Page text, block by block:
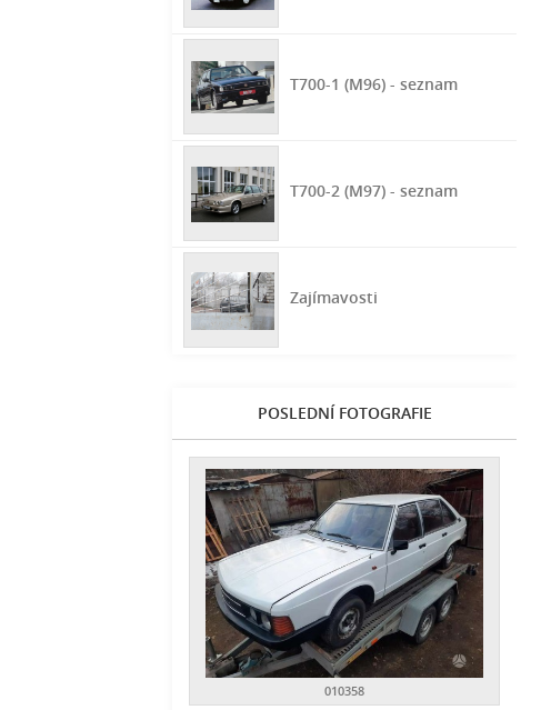
T700-1 (M96) - seznam
T700-2 (M97) - seznam
Zajímavosti
POSLEDNÍ FOTOGRAFIE
010358